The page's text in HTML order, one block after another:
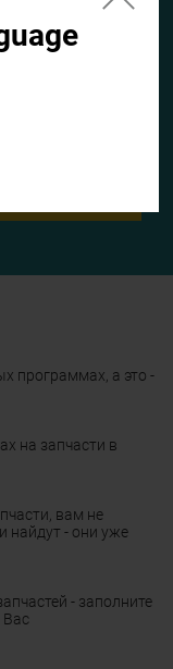
программах, а это -
на запчасти в
вам не
найдут - они уже
- заполните